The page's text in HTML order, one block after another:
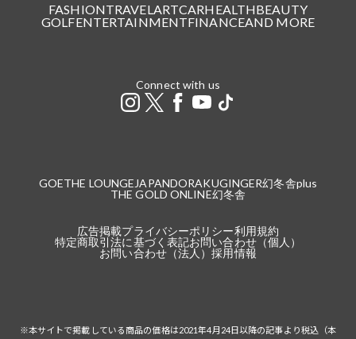
FASHIONTRAVELARTCARHEALTHBEAUTY
GOLFENTERTAINMENTFINANCEAND MORE
Connect with us
GOETHE LOUNGE JAPANDORAKUGINGER幻冬舎plus
THE GOLD ONLINE幻冬舎
広告掲載プライバシーポリシー利用規約
特定商取引法に基づく表記お問い合わせ（個人）
お問い合わせ（法人）採用情報
※本サイトで掲載している商品の価格は2021年4月24日以降の記事より税込（本